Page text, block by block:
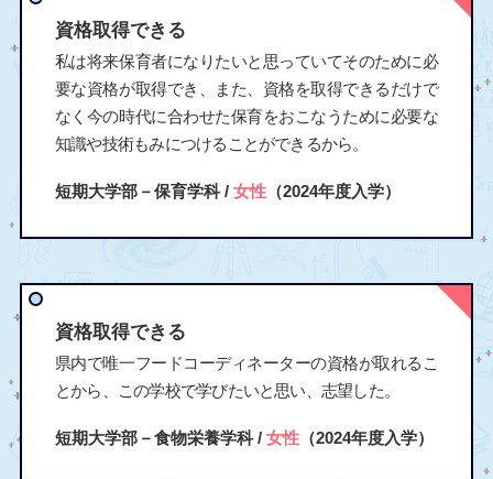
資格取得できる
私は将来保育者になりたいと思っていてそのために必
要な資格が取得でき、また、資格を取得できるだけで
なく今の時代に合わせた保育をおこなうために必要な
知識や技術もみにつけることができるから。
短期大学部－保育学科 / 女性（2024年度入学）
資格取得できる
県内で唯一フードコーディネーターの資格が取れるこ
とから、この学校で学びたいと思い、志望した。
短期大学部－食物栄養学科 / 女性（2024年度入学）